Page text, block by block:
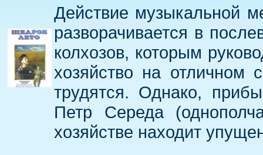
Действие музыкальной
разворачивается в
колхозов, которым
хозяйство на отличном
трудятся. Однако,
Петр Середа
хозяйстве находит